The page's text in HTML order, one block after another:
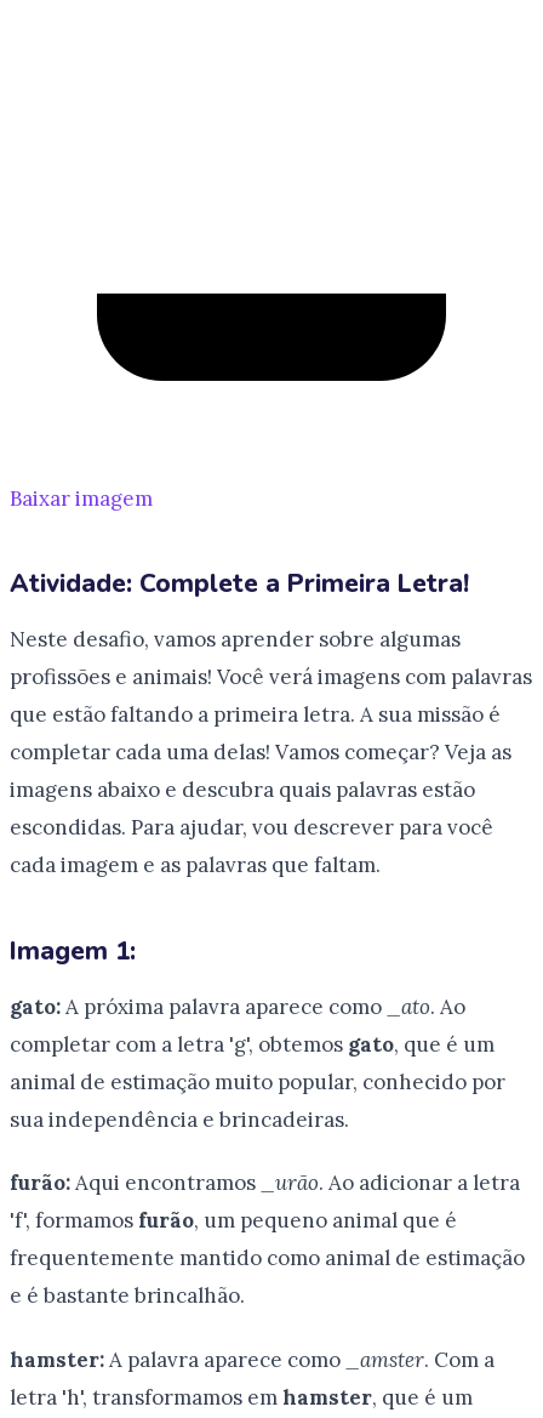
Baixar imagem
Atividade: Complete a Primeira Letra!
Neste desafio, vamos aprender sobre algumas
profissões e animais! Você verá imagens com palavras
que estão faltando a primeira letra. A sua missão é
completar cada uma delas! Vamos começar? Veja as
imagens abaixo e descubra quais palavras estão
escondidas. Para ajudar, vou descrever para você
cada imagem e as palavras que faltam.
Imagem 1:
gato:A próxima palavra aparece como _ato. Ao
completar com a letra 'g', obtemos gato, que é um
animal de estimação muito popular, conhecido por
sua independência e brincadeiras.
furão:Aqui encontramos _urão. Ao adicionar a letra
'f', formamos furão, um pequeno animal que é
frequentemente mantido como animal de estimação
e é bastante brincalhão.
hamster:A palavra aparece como _amster. Com a
letra 'h', transformamos em hamster, que é um